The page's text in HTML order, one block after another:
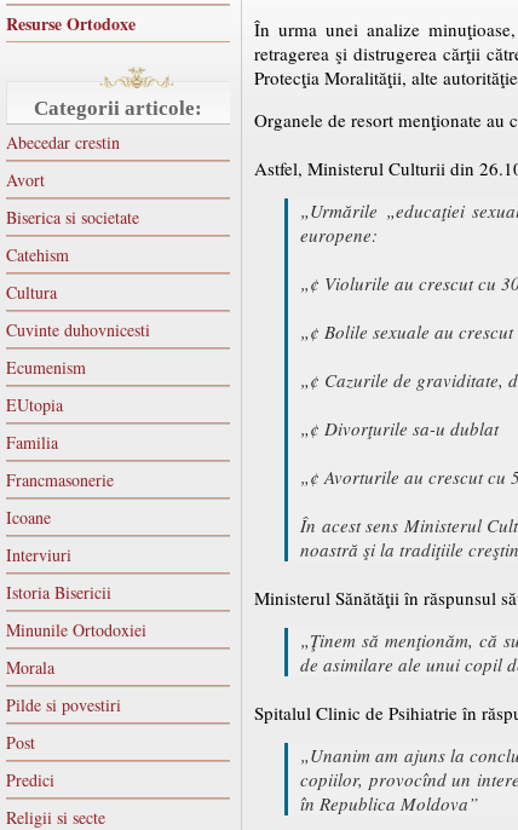
Resurse Ortodoxe
Categorii articole:
Abecedar crestin
Avort
Biserica si societate
Catehism
Cultura
Cuvinte duhovnicesti
Ecumenism
EUtopia
Familia
Francmasonerie
Icoane
Interviuri
Istoria Bisericii
Minunile Ortodoxiei
Morala
Pilde si povestiri
Post
Predici
Religii si secte
În urma unei analize
retragerea şi distrugerea cărţii
Protecţia Moralităţii, alte
Organele de resort menţionate
Astfel, Ministerul Culturii din
„Urmările „educaţiei
europene:
„¢ Violurile au crescut cu
„¢ Bolile sexuale au
„¢ Cazurile de graviditate,
„¢ Divorţurile sa-u dublat
„¢ Avorturile au crescut cu
În acest sens Ministerul
noastră şi la tradiţiile
Ministerul Sănătăţii în răspunsul
„Ţinem să menţionăm, că
de asimilare ale unui copil
Spitalul Clinic de Psihiatrie în
„Unanim am ajuns la
copiilor, provocînd un
în Republica Moldova”